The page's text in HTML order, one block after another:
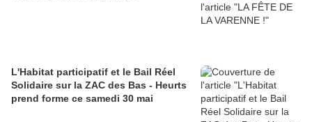
L'Habitat participatif et le Bail Réel
Solidaire sur la ZAC des Bas - Heurts
prend forme ce samedi 30 mai